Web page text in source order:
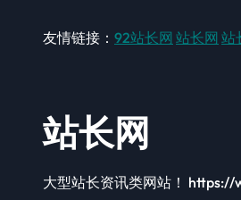
友情链接： 92站长网 站长网 站
站长网
大型站长资讯类网站！ https://